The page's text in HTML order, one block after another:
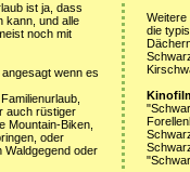
ist ja, dass
kann, und alle
noch mit
wenn es
auch rüstiger
Mountain-Biken,
oder
Waldgegend oder
Weitere
die